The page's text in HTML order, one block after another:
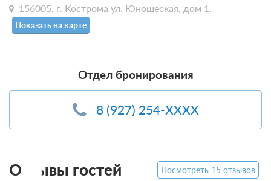
156005, г. Кострома ул. Юношеская, дом 1.
Показать на карте
Отдел бронирования
8 (927) 254-XXXX
Отзывы гостей Посмотреть 15 отзывов